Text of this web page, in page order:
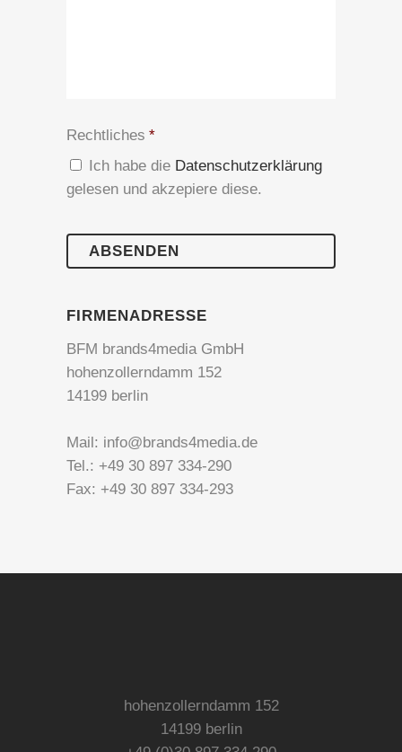
Rechtliches *
Ich habe die Datenschutzerklärung
gelesen und akzepiere diese.
FIRMENADRESSE
BFM brands4media GmbH
hohenzollerndamm 152
14199 berlin
Mail: info@brands4media.de
Tel.: +49 30 897 334-290
Fax: +49 30 897 334-293
hohenzollerndamm 152
14199 berlin